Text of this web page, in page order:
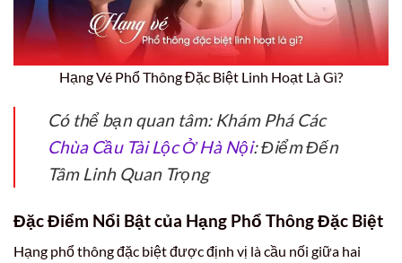
Hạng Vé Phổ Thông Đặc Biệt Linh Hoạt Là Gì?
Có thể bạn quan tâm: Khám Phá Các
Chùa Cầu Tài Lộc Ở Hà Nội: Điểm Đến
Tâm Linh Quan Trọng
Đặc Điểm Nổi Bật của Hạng Phổ Thông Đặc Biệt
Hạng phổ thông đặc biệt được định vị là cầu nối giữa hai